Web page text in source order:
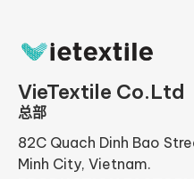
VieTextile Co.Ltd
总部
82C Quach Dinh Bao
Minh City, Vietnam.